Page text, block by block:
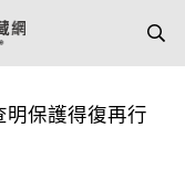
保護得復再行